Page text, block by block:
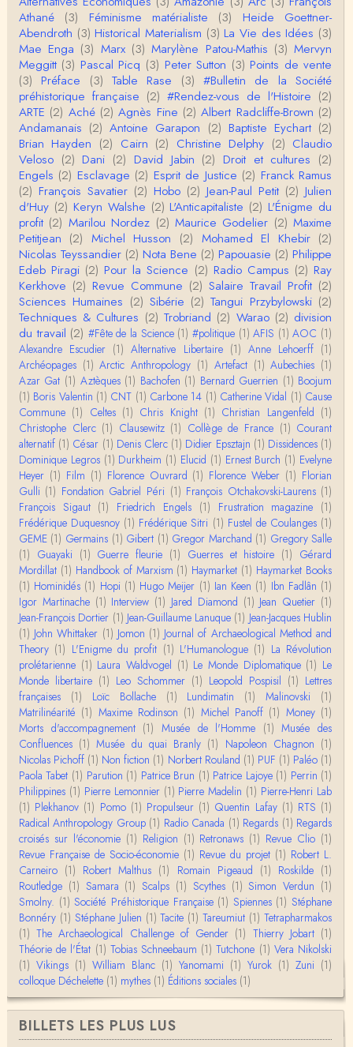
IROQUOIS CANNIBALISM: FACT NOT FICTIONTho
mas S. AblerUniversity of WaterlooBien que ce text
e ne comp…
roland chaudat
Merci de relever ma généralisation hâtive en ce qu
i concerne une hypothétique proportion relative e
n…
Christophe Darmangeat
Pour ce qui est des effets de la variole, ils ont en
effet été catastrophiques 'une manière géné…
Roland Chaudat
L'histoire des populations autochtones profite certai
nement de ces reconstitutions dont la visit…
Anonymous
Je viens de regarder une vidéo de Pascal Picq sur
"le blob" à l'instant. Mon premier r…
Yves Le Dantec
En effet, par "hiérarchie" j'entendais surtout ce que
tu entends dans ton second point…
Claude Julien
« Nous n’avons pas cessé, de toute évidence, d’êt
re ‘ethnocentriques’. Mais nous n’en sommes pas m
oi…
Christophe Darmangeat
Encore une fois, l'histoire de la hiérarchie ne me s
emble pas être le bon angle de discussion – …
Christophe Darmangeat
Évidemment, de toute façon c'est toujours de ma f
aute. ;-)
Damian
Merci de ta réponse ! Pour les pénis, c'est de cell
es qu'on écarte, car dans une société pat…
Yves Le Dantec
Affligeant, ce documentaire. Ca me fait me deman
der : est-ce que tenter de revoir l'histoire des…
Boudjemaa Sedira
Merci pour cet article méthodique. En effet, les "b
âtons-à-fouir" qu'on a pu trouver a…
Momo
BonjourCette question de la remise en cause de l'i
mage classique de sociétés vivant essentiellem…
Anonymous
Merci pour votre conférence au collège de France
sur les femmes préhistoriques et la chasse, très c
l…
Anonymous
Bonjour,Merci pour l'article.Vous dîtes : "Pourquoi,
en tant qu’êtres humains, devrions-nou…
Christophe Darmangeat
Envoyez moi un mail : cdarmangeat@gmail.com
anne hebrard
Bonjour, peut-on trouver maintenant le manuscrit d'Al
ain Testart de 2009, souvent cité ?
Athané
(3) Féminisme matérialiste (3)
Heide Goettner-
Abendroth (3) Historical Materialism (3) La Vie des Idées (3)
Mae Enga (3) Marx (3) Marylène Patou-Mathis (3) Mervyn
Meggitt (3) Pascal Picq (3) Peter Sutton (3) Points de vente
(3) Préface (3) Table Rase (3) #Bulletin de la Société
préhistorique française (2) #Rendez-vous de l'Histoire (2)
ARTE (2) Aché (2) Agnès Fine (2) Albert Radcliffe-Brown (2)
Andamanais (2) Antoine Garapon (2) Baptiste Eychart (2)
Brian Hayden (2) Cairn (2) Christine Delphy (2) Claudio
Veloso (2) Dani (2) David Jabin (2) Droit et cultures (2)
Engels (2) Esclavage (2) Esprit de Justice (2) Franck Ramus
(2) François Savatier (2) Hobo (2) Jean-Paul Petit (2) Julien
d'Huy (2) Keryn Walshe (2) L'Anticapitaliste (2) L'Énigme du
profit (2) Marilou Nordez (2) Maurice Godelier (2) Maxime
Petitjean (2) Michel Husson (2) Mohamed El Khebir (2)
Nicolas Teyssandier (2) Nota Bene (2) Papouasie (2) Philippe
Edeb Piragi (2) Pour la Science (2) Radio Campus (2) Ray
Kerkhove (2) Revue Commune (2) Salaire Travail Profit (2)
Sciences Humaines (2) Sibérie (2) Tangui Przybylowski (2)
Techniques & Cultures (2) Trobriand (2) Warao (2) division
du travail (2) #Fête de la Science (1) #politique (1) AFIS (1) AOC (1)
Alexandre Escudier (1) Alternative Libertaire (1) Anne Lehoerff (1)
Archéopages (1) Arctic Anthropology (1) Artefact (1) Aubechies (1)
Azar Gat (1) Aztèques (1) Bachofen (1) Bernard Guerrien (1) Boojum
(1) Boris Valentin (1) CNT (1) Carbone 14 (1) Catherine Vidal (1) Cause
Commune (1) Celtes (1) Chris Knight (1) Christian Langenfeld (1)
Christophe Clerc (1) Clausewitz (1) Collège de France (1) Courant
alternatif (1) César (1) Denis Clerc (1) Didier Epsztajn (1) Dissidences (1)
Dominique Legros (1) Durkheim (1) Elucid (1) Ernest Burch (1) Evelyne
Heyer (1) Film (1) Florence Ouvrard (1) Florence Weber (1) Florian
Gulli (1) Fondation Gabriel Péri (1) François Otchakovski-Laurens (1)
François Sigaut (1) Friedrich Engels (1) Frustration magazine (1)
Frédérique Duquesnoy (1) Frédérique Sitri (1) Fustel de Coulanges (1)
GEME (1) Germains (1) Gibert (1) Gregor Marchand (1) Gregory Salle
(1) Guayaki (1) Guerre fleurie (1) Guerres et histoire (1) Gérard
Mordillat (1) Handbook of Marxism (1) Haymarket (1) Haymarket Books
(1) Hominidés (1) Hopi (1) Hugo Meijer (1) Ian Keen (1) Ibn Fadlân (1)
Igor Martinache (1) Interview (1) Jared Diamond (1) Jean Quetier (1)
Jean-François Dortier (1) Jean-Guillaume Lanuque (1) Jean-Jacques Hublin
(1) John Whittaker (1) Jomon (1) Journal of Archaeological Method and
Theory (1) L'Enigme du profit (1) L'Humanologue (1) La Révolution
prolétarienne (1) Laura Waldvogel (1) Le Monde Diplomatique (1) Le
Monde libertaire (1) Leo Schommer (1) Leopold Pospisil (1) Lettres
françaises
(1) Loïc Bollache (1) Lundimatin (1) Malinovski
(1)
Matrilinéarité (1) Maxime Rodinson (1) Michel Panoff (1) Money (1)
Morts d'accompagnement (1) Musée de l'Homme (1) Musée des
Confluences (1) Musée du quai Branly (1) Napoleon Chagnon (1)
Nicolas Pichoff (1) Non fiction (1) Norbert Rouland (1) PUF (1) Paléo (1)
Paola Tabet (1) Parution (1) Patrice Brun (1) Patrice Lajoye (1) Perrin (1)
Philippines (1) Pierre Lemonnier (1) Pierre Madelin (1) Pierre-Henri Lab
(1) Plekhanov (1) Pomo (1) Propulseur (1) Quentin Lafay (1) RTS (1)
Radical Anthropology Group (1) Radio Canada (1) Regards (1) Regards
croisés sur l'économie (1) Religion (1) Retronaws (1) Revue Clio (1)
Revue Française de Socio-économie (1) Revue du projet (1) Robert L.
Carneiro (1) Robert Malthus (1) Romain Pigeaud (1) Roskilde (1)
Routledge (1) Samara (1) Scalps (1) Scythes (1) Simon Verdun (1)
Smolny. (1) Société Préhistorique Française (1) Spiennes (1) Stéphane
Bonnéry (1) Stéphane Julien (1) Tacite (1) Tareumiut (1) Tetrapharmakos
(1) The Archaeological Challenge of Gender (1) Thierry Jobart (1)
Théorie de l'État (1) Tobias Schneebaum (1) Tutchone (1) Vera Nikolski
(1) Vikings (1) William Blanc (1) Yanomami (1) Yurok (1) Zuni (1)
colloque Déchelette (1) mythes (1) Éditions sociales (1)
BILLETS LES PLUS LUS